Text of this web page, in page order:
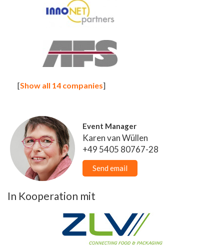
[Show all 14 companies]
Event Manager
Karen van Wüllen
+49 5405 80767-28
Send email
In Kooperation mit